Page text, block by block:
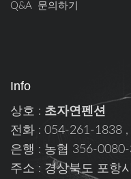
Q&A 문의하기
Info
상호 : 초자연펜션
전화 : 054-261-1838
은행 : 농협 356-
주소 : 경상북도 포항